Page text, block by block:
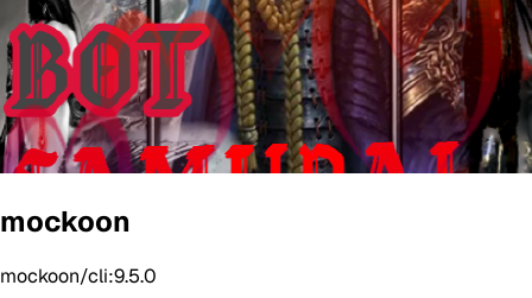
mockoon
mockoon/cli:9.5.0